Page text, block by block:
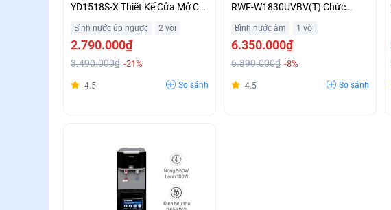
YD1518S-X Thiết Kế Cửa Mở Có
Bình nước úp ngược 2 vòi
2.790.000₫
3.490.000₫ -21%
4.5 So sánh
RWF-W1830UVBV(T) Chức
Góp 0%
Bình nước âm 1 vòi
6.350.000₫
6.890.000₫ -8%
4.5 So sánh